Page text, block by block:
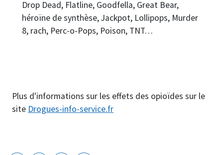
Drop Dead, Flatline, Goodfella, Great Bear,
héroïne de synthèse, Jackpot, Lollipops, Murder
8, rach, Perc-o-Pops, Poison, TNT…
Plus d'informations sur les effets des opioïdes sur le
site Drogues-info-service.fr